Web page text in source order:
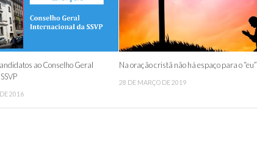
ao Conselho Geral
2016
Na oração cristã não há espaço para o “eu”
28 DE MARÇO DE 2019